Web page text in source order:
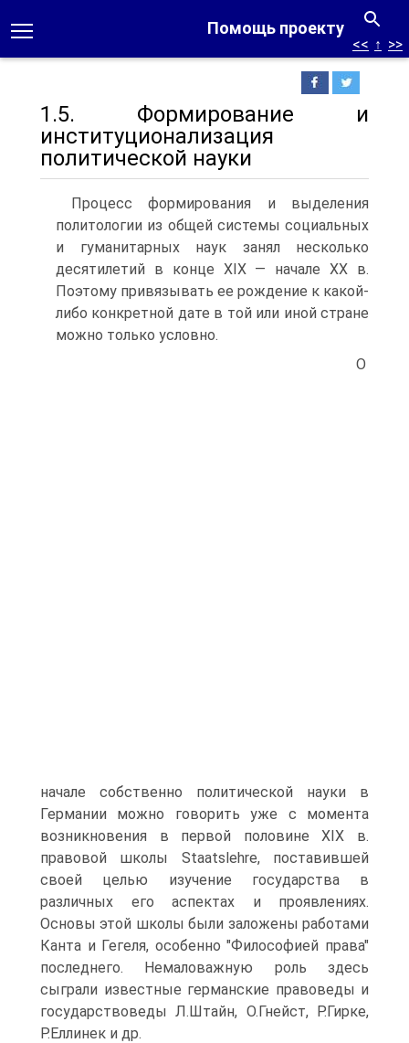
Помощь проекту
<< ↑ >>
1.5. Формирование и
институционализация
политической науки
Процесс формирования и выделения
политологии из общей системы социальных
и гуманитарных наук занял несколько
десятилетий в конце XIX — начале XX в.
Поэтому привязывать ее рождение к какой-
либо конкретной дате в той или иной стране
можно только условно.
О
начале собственно политической науки в
Германии можно говорить уже с момента
возникновения в первой половине XIX в.
правовой школы Staatslehre, поставившей
своей целью изучение государства в
различных его аспектах и проявлениях.
Основы этой школы были заложены работами
Канта и Гегеля, особенно "Философией права"
последнего. Немаловажную роль здесь
сыграли известные германские правоведы и
государствоведы Л.Штайн, О.Гнейст, Р.Гирке,
Р.Еллинек и др.